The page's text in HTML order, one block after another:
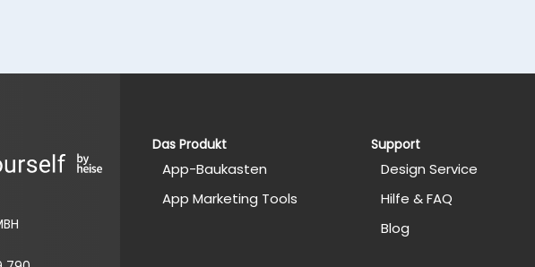
Das Produkt
App-Baukasten
App Marketing Tools
Support
Design Service
Hilfe & FAQ
Blog